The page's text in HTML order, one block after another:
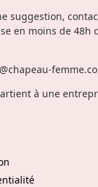
suggestion,
en moins de 48h
à une